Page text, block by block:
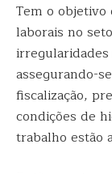
Tem o
laborais no
assegurando-
fiscalização,
condições de
trabalho estão